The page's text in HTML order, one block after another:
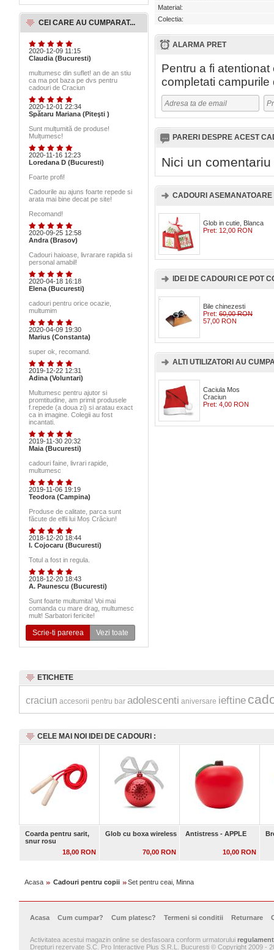
CEI CARE AU CUMPARAT...
2020-12-09 11:15
Claudia (Bucuresti)
multumesc din suflet! an de an stiu
ca ma pot baza pe dvs pentru
cadouri de Craciun
2020-12-01 22:34
Spătaru Mariana (Piteşti )
Sunt mulțumită de produse!
Mulțumesc!
2020-11-16 12:23
Loredana D (Bucuresti)
Foarte profi!
Cadourile au ajuns foarte repede si
arata mai bine decat pe site!
Recomand!
2020-09-25 12:58
Andra (Brasov)
Cadouri haioase, livrarare rapida si
personal amabil!
2020-04-18 16:18
Elena (Bucuresti)
cadouri pentru orice ocazie,
multumim
2020-04-09 19:30
Marius (Constanta)
super ok, recomand.
2019-12-22 12:31
Adina (Voluntari)
Multumesc pentru ajutor si
promtitudine, am primit produsele
f.repede (a doua zi) si aratau exact
ca in imagine. Colegii au fost
incantati.
2019-11-30 20:32
Maia (Bucuresti)
cadouri faine, livrari rapide,
multumesc
2019-11-06 19:19
Teodora (Campina)
Produse de calitate, parca sunt
făcute de elfii lui Moș Crăciun!
2018-12-20 18:44
I. Cojocaru (Bucuresti)
Totul a fost in regula.
2018-12-20 18:43
A. Paunescu (Bucuresti)
Sunt foarte multumita! Voi mai
comanda cu mare drag, multumesc
mult! Sarbatori fericite!
Scrie-ti parerea Vezi toate
Material:
Colectia:
ALARMA PRET
Pentru a fi
completati campurile
PARERI DESPRE ACEST
Nici un comentariu
CADOURI ASEMANATOARE
Glob in cutie, Blanca
Pret: 12,00 RON
IDEI DE CADOURI CE POT
Bile chinezesti
Pret: 60,00 RON
57,00 RON
ALTI UTILIZATORI AU
Caciula Mos
Craciun
Pret: 4,00 RON
ETICHETE
craciun accesorii pentru bar adolescenti aniversare ieftine
CELE MAI NOI IDEI DE CADOURI :
Coarda pentru sarit,
snur rosu
18,00 RON
Glob cu boxa wireless
70,00 RON
Antistress - APPLE
10,00 RON
Acasa Cadouri pentru copii Set pentru ceai, Minna
Acasa Cum cumpar? Cum platesc? Termeni si conditii Returnare
Activitatea acestui magazin online se desfasoara conform urmatorului regulament
Drepturi rezervate S.C. Pro Interactive Plus S.R.L. Bucuresti © Copyright 2009 -